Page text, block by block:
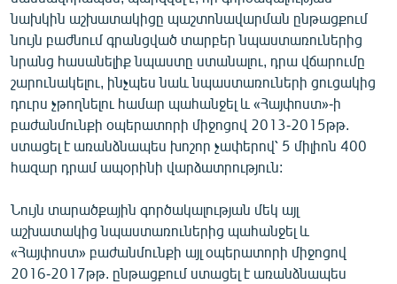
Русский
ՀԵՏԵՎԵՔ ՄԵԶ
նախկին աշխատակիցը պաշտոնավարման ընթացքում
նույն բաժնում գրանցված տարբեր նպաստառուներից
նրանց հասանելիք նպաստը ստանալու, դրա վճարումը
շարունակելու, ինչպես նաև նպաստառուների ցուցակից
դուրս չթողնելու համար պահանջել և «Հայփոստ»-ի
բաժանմունքի օպերատորի միջոցով 2013-2015թթ.
ստացել է առանձնապես խոշոր չափերով՝ 5 միլիոն 400
հազար դրամ ապօրինի վարձատրություն:
Նույն տարածքային գործակալության մեկ այլ
աշխատակից նպաստառուներից պահանջել և
«Հայփոստ» բաժանմունքի այլ օպերատորի միջոցով
2016-2017թթ. ընթացքում ստացել է առանձնապես